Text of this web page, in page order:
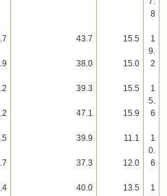
43.7
38.0
39.3
47.1
39.9
37.3
40.0
15.5
15.0
15.5
15.9
11.1
12.0
13.5
8
1
9.
2
1
5.
6
1
0.
6
1